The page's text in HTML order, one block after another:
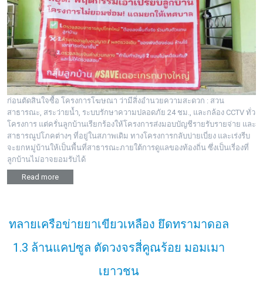
ก่อนตัดสินใจซื้อ โครงการโฆษณา ว่ามีสิ่งอำนวยความสะดวก : สวน
สาธารณะ, สระว่ายน้ำ, ระบบรักษาความปลอดภัย 24 ชม., และกล้อง CCTV ทั่ว
โครงการ แต่ครั่นลูกบ้านเรียกร้องให้โครงการส่งมอบบัญชีรายรับรายจ่าย และ
สาธารณูปโภคต่างๆ ที่อยู่ในสภาพเดิม ทางโครงการกลับบ่ายเบี่ยง และเร่งรีบ
จะยกหมู่บ้านให้เป็นพื้นที่สาธารณะภายใต้การดูแลของท้องถิ่น ซึ่งเป็นเรี่องที่
ลูกบ้านไม่อาจยอมรับได้
Read more
ทลายเครือข่ายยาเขียวเหลือง ยึดทรามาดอล
1.3 ล้านแคปซูล ตัดวงจรสี่คูณร้อย มอมเมา
เยาวชน